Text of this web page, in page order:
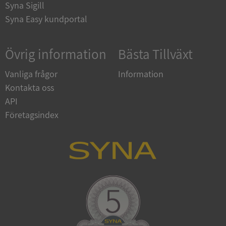
Syna Sigill
Syna Easy kundportal
Övrig information
Vanliga frågor
Kontakta oss
API
Företagsindex
Bästa Tillväxt
Information
Namn
Corporation
de.syna.se